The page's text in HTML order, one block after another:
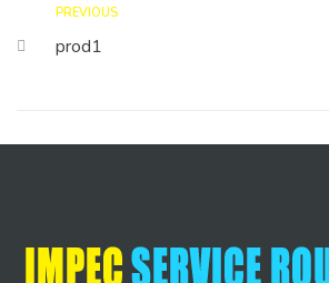
PREVIOUS
prod1